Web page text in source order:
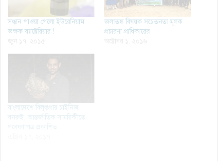
সন্ধান পাওয়া গেলো ইউরেনিয়াম
ভক্ষক ব্যাক্টেরিয়ার !
জলাতঙ্ক বিষয়ক সচেতনতা মূলক
প্রচারণা প্রাধিকারের
বাংলাদেশে বিলুপ্তপ্রায় চাইনিজ
বনরুই; আন্তর্জাতিক সাময়িকীতে